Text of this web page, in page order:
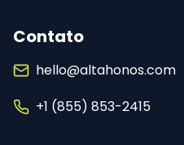
Contato
hello@altahonos.com
+1 (855) 853-2415